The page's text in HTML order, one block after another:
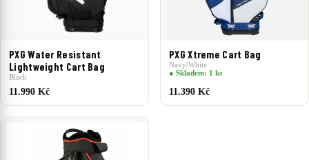
PXG Water Resistant
Lightweight Cart Bag
Black
11.990 Kč
PXG Xtreme Cart Bag
Navy/White
● Skladem: 1 ks
11.390 Kč